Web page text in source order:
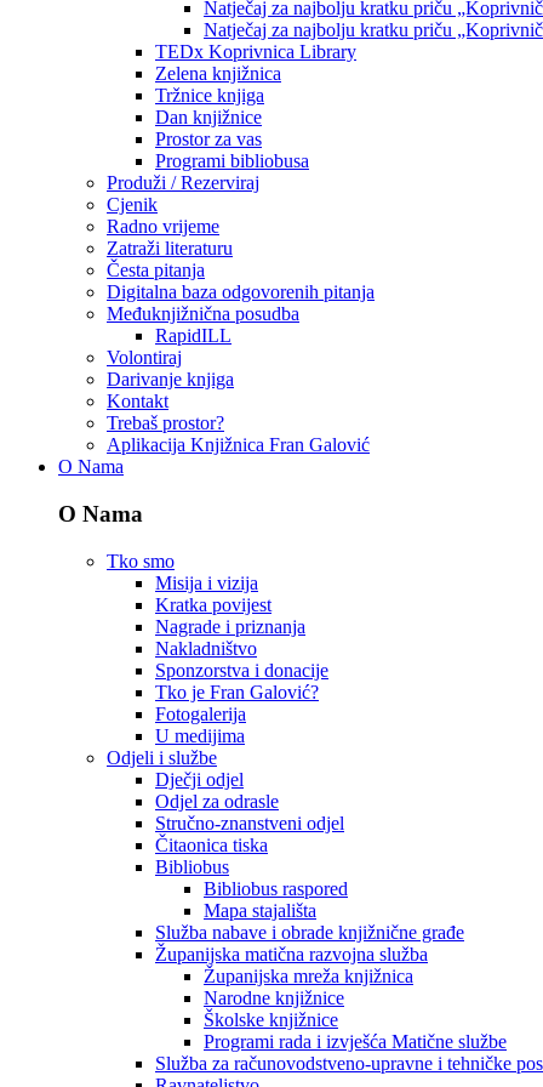
Natječaj za najbolju kratku priču
Natječaj za najbolju kratku priču
TEDx Koprivnica Library
Zelena knjižnica
Tržnice knjiga
Dan knjižnice
Prostor za vas
Programi bibliobusa
Produži / Rezerviraj
Cjenik
Radno vrijeme
Zatraži literaturu
Česta pitanja
Digitalna baza odgovorenih pitanja
Međuknjižnična posudba
RapidILL
Volontiraj
Darivanje knjiga
Kontakt
Trebaš prostor?
Aplikacija Knjižnica Fran Galović
O Nama
O Nama
Tko smo
Misija i vizija
Kratka povijest
Nagrade i priznanja
Nakladništvo
Sponzorstva i donacije
Tko je Fran Galović?
Fotogalerija
U medijima
Odjeli i službe
Dječji odjel
Odjel za odrasle
Stručno-znanstveni odjel
Čitaonica tiska
Bibliobus
Bibliobus raspored
Mapa stajališta
Služba nabave i obrade knjižnične građe
Županijska matična razvojna služba
Županijska mreža knjižnica
Narodne knjižnice
Školske knjižnice
Programi rada i izvješća Matične službe
Služba za računovodstveno-upravne i tehničke